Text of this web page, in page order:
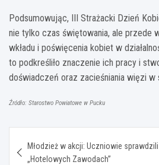
Podsumowując, III Strażacki Dzień
nie tylko czas świętowania, ale przede
wkładu i poświęcenia kobiet w
to podkreśliło znaczenie ich pracy i
doświadczeń oraz zacieśniania więzi w
Źródło: Starostwo Powiatowe w Pucku
wpisu
Młodzież w akcji: Uczniowie
„Hotelowych Zawodach”